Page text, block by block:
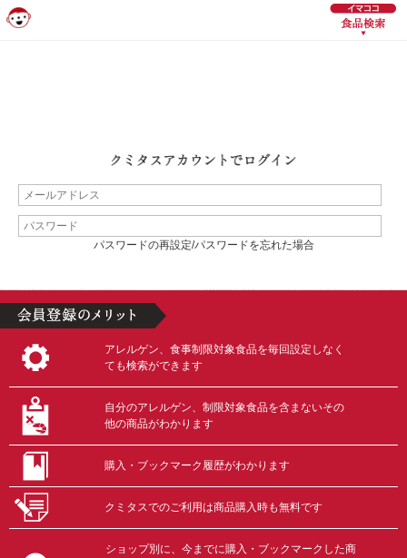
パスワードの再設定/パスワードを忘れた場合
アレルゲン、食事制限対象食品を毎回設定しなく
ても検索ができます
自分のアレルゲン、制限対象食品を含まないその
他の商品がわかります
購入・ブックマーク履歴がわかります
クミタスでのご利用は商品購入時も無料です
ショップ別に、今までに購入・ブックマークした商